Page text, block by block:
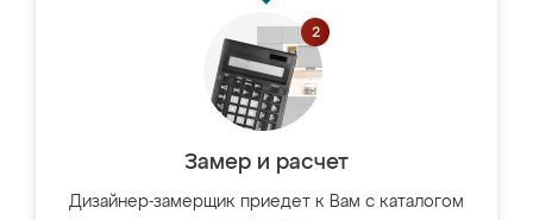
Замер и расчет
Дизайнер-замерщик приедет к Вам с каталогом